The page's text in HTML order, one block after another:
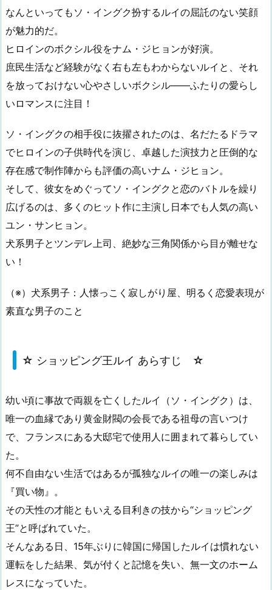
なんといってもソ・イングク扮するルイの屈託のない笑顔
が魅力的だ。
ヒロインのボクシル役をナム・ジヒョンが好演。
庶民生活など経験がなく右も左もわからないルイと、それ
を放っておけない心やさしいボクシル――ふたりの愛らし
いロマンスに注目！
ソ・イングクの相手役に抜擢されたのは、名だたるドラマ
でヒロインの子供時代を演じ、卓越した演技力と圧倒的な
存在感で制作陣からも評価の高いナム・ジヒョン。
そして、彼女をめぐってソ・イングクと恋のバトルを繰り
広げるのは、多くのヒット作に主演し日本でも人気の高い
ユン・サンヒョン。
犬系男子とツンデレ上司、絶妙な三角関係から目が離せな
い！
（※） 犬系男子：人懐っこく寂しがり屋、明るく恋愛表現が
素直な男子のこと
☆ ショッピング王ルイ あらすじ ☆
幼い頃に事故で両親を亡くしたルイ（ソ・イングク）は、
唯一の血縁であり黄金財閥の会長である祖母の言いつけ
で、フランスにある大邸宅で使用人に囲まれて暮らしてい
た。
何不自由ない生活ではあるが孤独なルイの唯一の楽しみは
『買い物』。
その天性の才能ともいえる目利きの技から“ショッピング
王”と呼ばれていた。
そんなある日、15年ぶりに韓国に帰国したルイは慣れない
運転をした結果、気が付くと記憶を失い、無一文のホーム
レスになっていた。